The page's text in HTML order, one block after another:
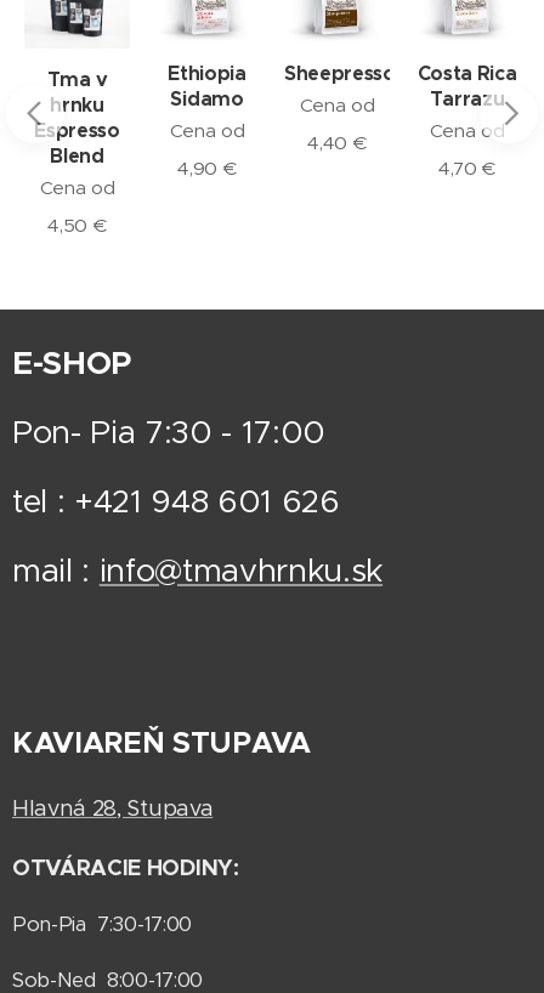
Tma v
hrnku
Espresso
Blend
Cena od
4,50 €
Ethiopia
Sidamo
Cena od
4,90 €
Sheepresso
Cena od
4,40 €
Costa Rica
Tarrazu
Cena od
4,70 €
E-SHOP
Pon- Pia 7:30 - 17:00
tel : +421 948 601 626
mail : info@tmavhrnku.sk
KAVIAREŇ STUPAVA
Hlavná 28, Stupava
OTVÁRACIE HODINY:
Pon-Pia 7:30-17:00
Sob-Ned 8:00-17:00